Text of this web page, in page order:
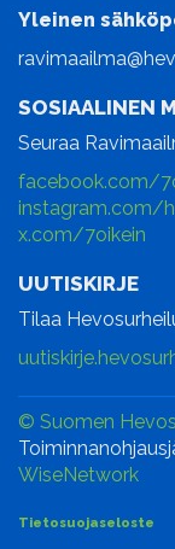
Yleinen
SOSIAALINEN
Seuraa
facebook.com/
instagram.com/
x.com/7oikein
UUTISKIRJE
Tilaa
© Suomen
WiseNetwork
Tietosuojaseloste